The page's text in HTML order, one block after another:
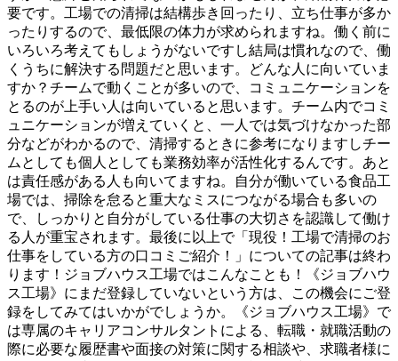
要です。工場での清掃は結構歩き回ったり、立ち仕事が多か
ったりするので、最低限の体力が求められますね。働く前に
いろいろ考えてもしょうがないですし結局は慣れなので、働
くうちに解決する問題だと思います。どんな人に向いていま
すか？チームで動くことが多いので、コミュニケーションを
とるのが上手い人は向いていると思います。チーム内でコミ
ュニケーションが増えていくと、一人では気づけなかった部
分などがわかるので、清掃するときに参考になりますしチー
ムとしても個人としても業務効率が活性化するんです。あと
は責任感がある人も向いてますね。自分が働いている食品工
場では、掃除を怠ると重大なミスにつながる場合も多いの
で、しっかりと自分がしている仕事の大切さを認識して働け
る人が重宝されます。最後に以上で「現役！工場で清掃のお
仕事をしている方の口コミご紹介！」についての記事は終わ
ります！ジョブハウス工場ではこんなことも！《ジョブハウ
ス工場》にまだ登録していないという方は、この機会にご登
録をしてみてはいかがでしょうか。《ジョブハウス工場》で
は専属のキャリアコンサルタントによる、転職・就職活動の
際に必要な履歴書や面接の対策に関する相談や、求職者様に